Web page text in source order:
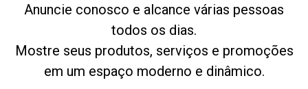
Anuncie conosco e alcance várias pessoas
todos os dias.
Mostre seus produtos, serviços e promoções
em um espaço moderno e dinâmico.